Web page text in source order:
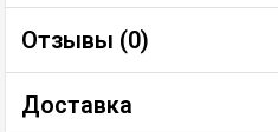
Отзывы (0)
Доставка